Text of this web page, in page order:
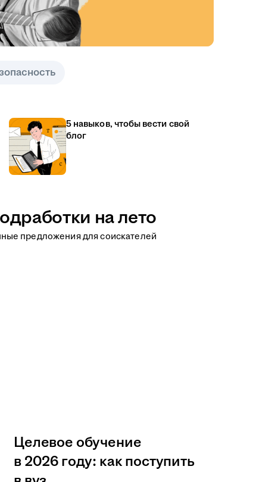
5 навыков, чтобы вести свой
блог
на лето
предложения для соискателей
Целевое обучение
в 2026 году: как поступить